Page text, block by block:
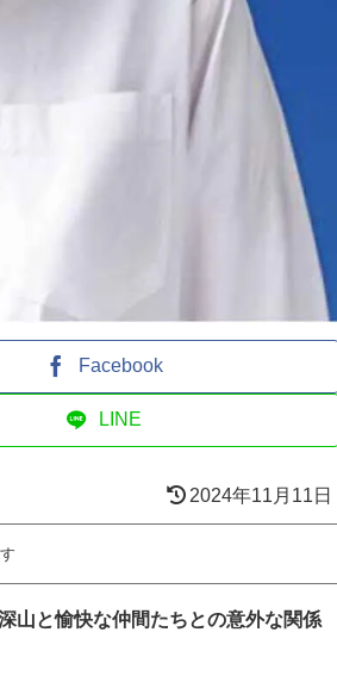
Facebook
LINE
2024年11月11日
山と愉快な仲間たちとの意外な関係